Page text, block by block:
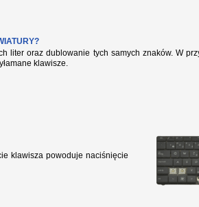
liter oraz dublowanie tych samych znaków. W
klawisze.
klawisza powoduje naciśnięcie